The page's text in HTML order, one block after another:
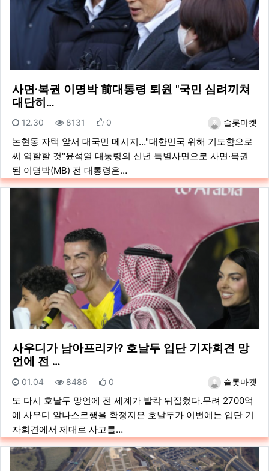
사면·복권 이명박 前대통령 퇴원 "국민 심려끼쳐
대단히…
등록자슬롯마켓
등록일
12.30 조회
8131 추천
0
논현동 자택 앞서 대국민 메시지…"대한민국 위해 기도함으로
써 역할할 것"윤석열 대통령의 신년 특별사면으로 사면·복권
된 이명박(MB) 전 대통령은…
사우디가 남아프리카? 호날두 입단 기자회견 망
언에 전 …
등록자슬롯마켓
등록일
01.04 조회
8486 추천
0
또 다시 호날두 망언에 전 세계가 발칵 뒤집혔다.무려 2700억
에 사우디 알나스르행을 확정지은 호날두가 이번에는 입단 기
자회견에서 제대로 사고를…